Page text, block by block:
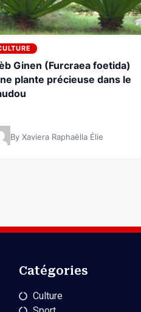
Ginen (Furcraea foetida)
plante précieuse dans le
By Xaviera Raphaëlla Élie
Catégories
Culture